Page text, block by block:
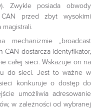
Zwykle posiada obwody
przed zbyt wysokimi
mechanizmie „broadcast
CAN dostarcza identyfikator,
całej sieci. Wskazuje on na
do sieci. Jest to ważne w
konkuruje o dostęp do
umożliwia adresowanie
w zależności od wybranej